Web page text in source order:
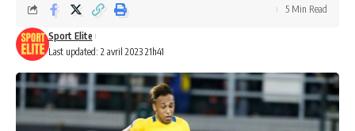
Last updated: 2 avril 2023 21h41
Sport Elite
5 Min Read